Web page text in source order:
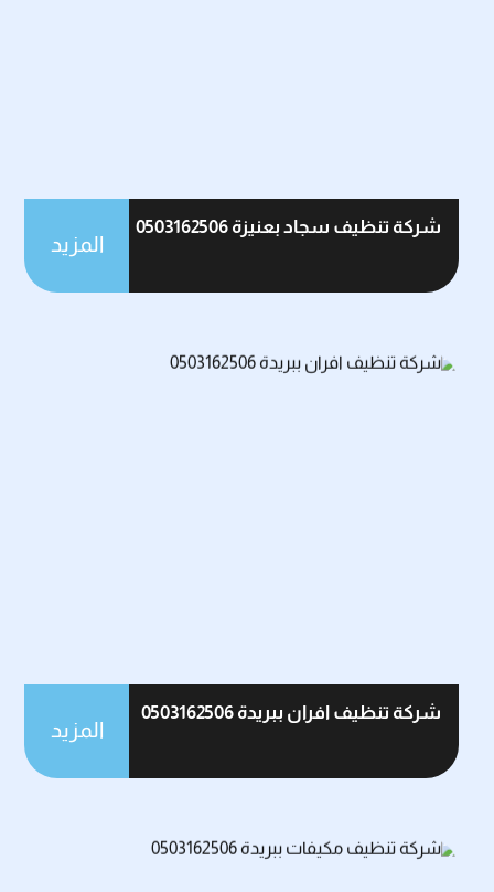
شركة تنظيف سجاد بعنيزة 0503162506
المزيد
شركة تنظيف افران ببريدة 0503162506
المزيد